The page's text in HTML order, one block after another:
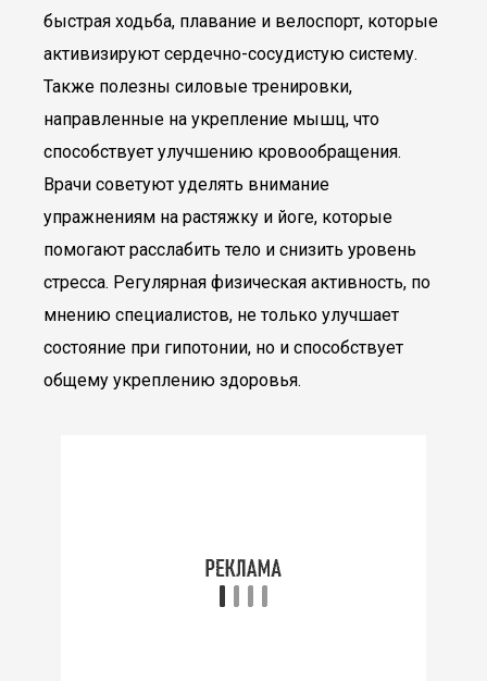
быстрая ходьба, плавание и велоспорт, которые
активизируют сердечно-сосудистую систему.
Также полезны силовые тренировки,
направленные на укрепление мышц, что
способствует улучшению кровообращения.
Врачи советуют уделять внимание
упражнениям на растяжку и йоге, которые
помогают расслабить тело и снизить уровень
стресса. Регулярная физическая активность, по
мнению специалистов, не только улучшает
состояние при гипотонии, но и способствует
общему укреплению здоровья.